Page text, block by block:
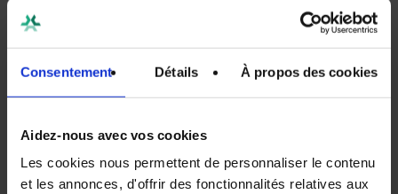
Consentement Détails À propos des cookies
Aidez-nous avec vos cookies
Les cookies nous permettent de personnaliser le contenu
et les annonces, d'offrir des fonctionnalités relatives aux
personnelles